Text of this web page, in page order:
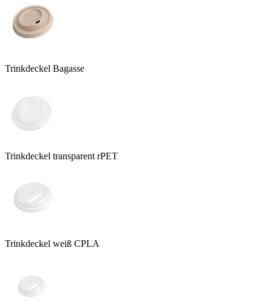
Trinkdeckel Bagasse
Trinkdeckel transparent rPET
Trinkdeckel weiß CPLA